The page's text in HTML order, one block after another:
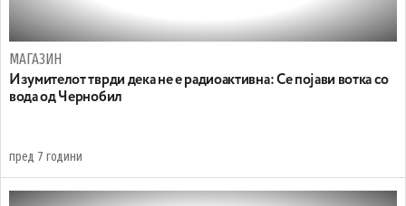
МАГАЗИН
Изумителот тврди дека не е радиоактивна: Се појави вотка со
вода од Чернобил
пред 7 години